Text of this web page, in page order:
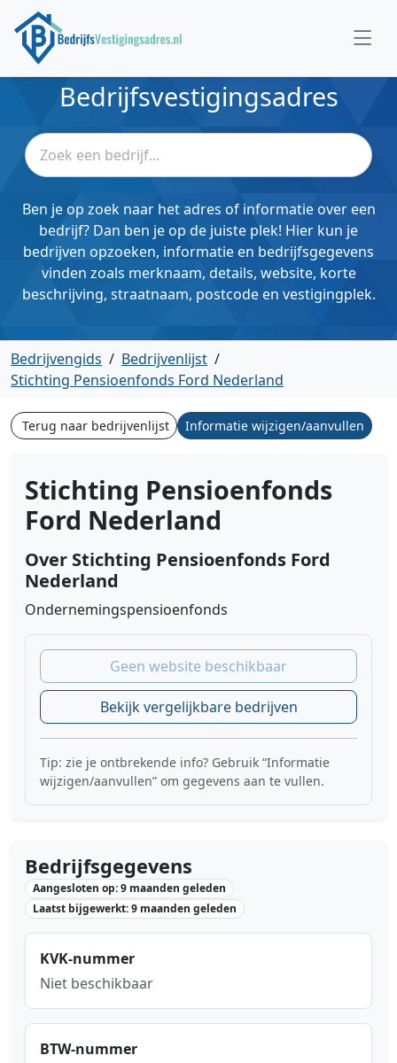
Bedrijfsvestigingsadres
Ben je op zoek naar het adres of informatie over een
bedrijf? Dan ben je op de juiste plek! Hier kun je
bedrijven opzoeken, informatie en bedrijfsgegevens
vinden zoals merknaam, details, website, korte
beschrijving, straatnaam, postcode en vestigingplek.
Bedrijvengids / Bedrijvenlijst /
Stichting Pensioenfonds Ford Nederland
Terug naar bedrijvenlijst Informatie wijzigen/aanvullen
Stichting Pensioenfonds
Ford Nederland
Over Stichting Pensioenfonds Ford
Nederland
Ondernemingspensioenfonds
Geen website beschikbaar
Bekijk vergelijkbare bedrijven
Tip: zie je ontbrekende info? Gebruik “Informatie
wijzigen/aanvullen” om gegevens aan te vullen.
Bedrijfsgegevens
Aangesloten op: 9 maanden geleden
Laatst bijgewerkt: 9 maanden geleden
KVK-nummer
Niet beschikbaar
BTW-nummer